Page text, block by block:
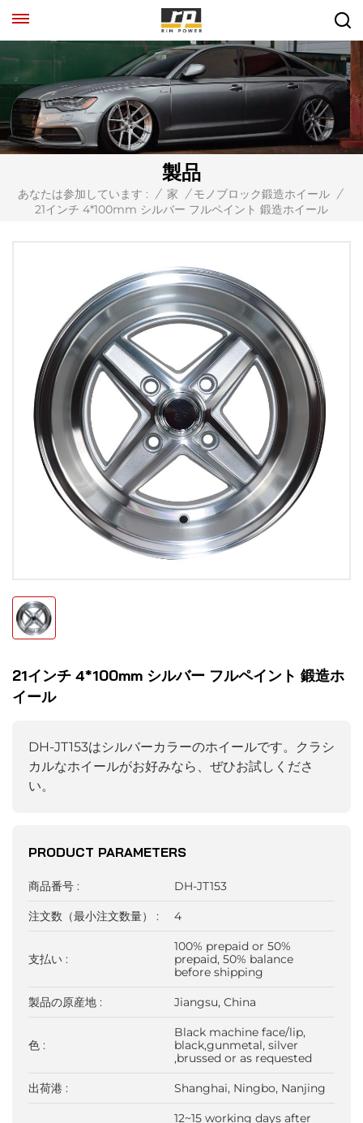
製品
あなたは参加しています : / 家 / モノブロック鍛造ホイール /
21インチ 4*100mm シルバー フルペイント 鍛造ホイール
21インチ 4*100mm シルバー フルペイント 鍛造ホ
イール
DH-JT153はシルバーカラーのホイールです。クラシ
カルなホイールがお好みなら、ぜひお試しくださ
い。
PRODUCT PARAMETERS
商品番号 : DH-JT153
注文数（最小注文数量） : 4
支払い :
100% prepaid or 50%
prepaid, 50% balance
before shipping
製品の原産地 : Jiangsu, China
色 :
Black machine face/lip,
black,gunmetal, silver
,brussed or as requested
出荷港 : Shanghai, Ningbo, Nanjing
12~15 working days after